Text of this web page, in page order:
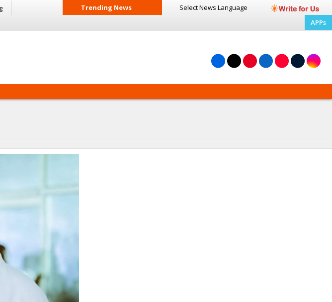
Trending News Select News Language
APPs